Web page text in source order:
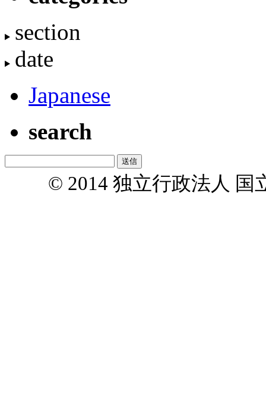
section
date
Japanese
search
© 2014 独立行政法人 国